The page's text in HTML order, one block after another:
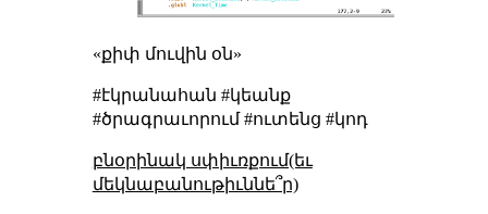
«քիփ մուվին օն»
#էկրանահան #կեանք
#ծրագրաւորում #ուտենց #կոդ
բնօրինակ սփիւռքում(եւ
մեկնաբանութիւննե՞ր)